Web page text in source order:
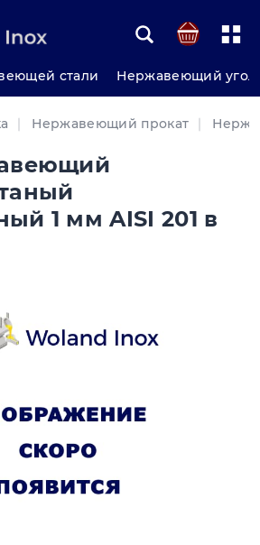
стали Нержавеющий
Нержавеющий прокат
1 мм AISI 201 в